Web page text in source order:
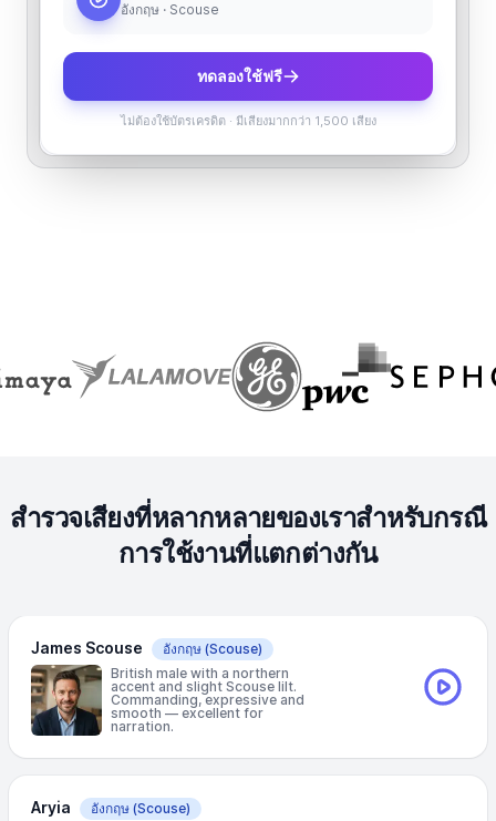
อังกฤษ · Scouse
ทดลองใช้ฟรี
ไม่ต้องใช้บัตรเครดิต· มีเสียงมากกว่า 1,500 เสียง
สำรวจเสียงที่หลากหลายของเราสำหรับกรณี
การใช้งานที่แตกต่างกัน
James Scouse อังกฤษ (Scouse)
British male with a northern
accent and slight Scouse lilt.
Commanding, expressive and
smooth — excellent for
narration.
Aryia อังกฤษ (Scouse)